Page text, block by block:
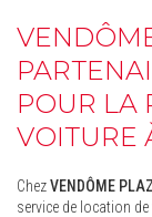
POUR LA
VOITURE
ChezVENDÔME
service de location